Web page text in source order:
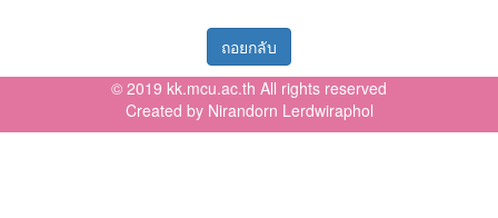
ถอยกลับ
© 2019 kk.mcu.ac.th All rights reserved
Created by Nirandorn Lerdwiraphol